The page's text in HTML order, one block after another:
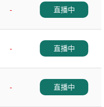
-
直播中
-
直播中
-
直播中